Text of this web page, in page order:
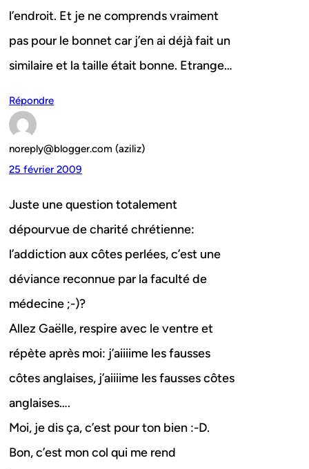
l’endroit. Et je ne comprends vraiment
pas pour le bonnet car j’en ai déjà fait un
similaire et la taille était bonne. Etrange…
Répondre
noreply@blogger.com (aziliz)
25 février 2009
Juste une question totalement
dépourvue de charité chrétienne:
l’addiction aux côtes perlées, c’est une
déviance reconnue par la faculté de
médecine ;-)?
Allez Gaëlle, respire avec le ventre et
répète après moi: j’aiiiime les fausses
côtes anglaises, j’aiiiime les fausses côtes
anglaises….
Moi, je dis ça, c’est pour ton bien :-D.
Bon, c’est mon col qui me rend